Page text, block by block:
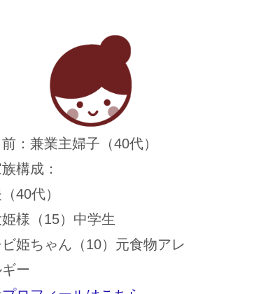
：兼業主婦子（40代）
構成：
40代）
様（15）中学生
姫ちゃん（10）元食物アレ
ギー